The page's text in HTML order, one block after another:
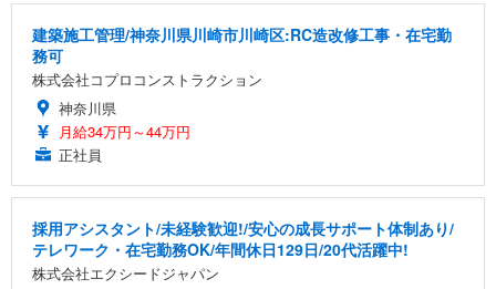
建築施工管理/神奈川県川崎市川崎区:RC造改修工事・在宅勤
務可
株式会社コプロコンストラクション
神奈川県
月給34万円～44万円
正社員
採用アシスタント/未経験歓迎!/安心の成長サポート体制あり/
テレワーク・在宅勤務OK/年間休日129日/20代活躍中!
株式会社エクシードジャパン